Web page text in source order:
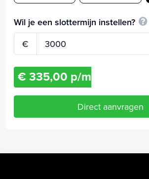
Wil je een slottermijn instellen?
€
€ 335,00 p/m
Direct aanvragen